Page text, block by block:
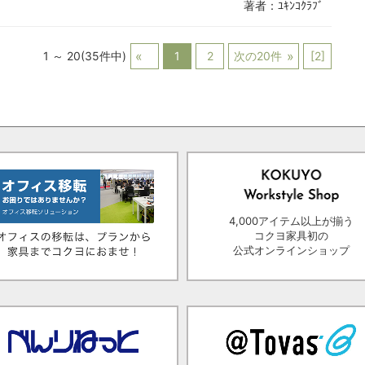
著者：ﾕｷﾝｺｸﾗﾌﾞ
1 ～ 20(35件中) 1 2 次の20件 [2]
4,000アイテム以上が揃う
コクヨ家具初の
公式オンラインショップ